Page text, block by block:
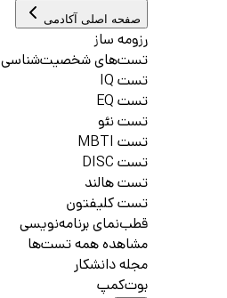
صفحه اصلی آکادمی
رزومه ساز
تست‌های شخصیت‌شناسی
تست IQ
تست EQ
تست نئو
تست MBTI
تست DISC
تست هالند
تست کلیفتون
قطب‌نمای برنامه‌نویسی
مشاهده همه تست‌ها
مجله دانشکار
بوت‌کمپ